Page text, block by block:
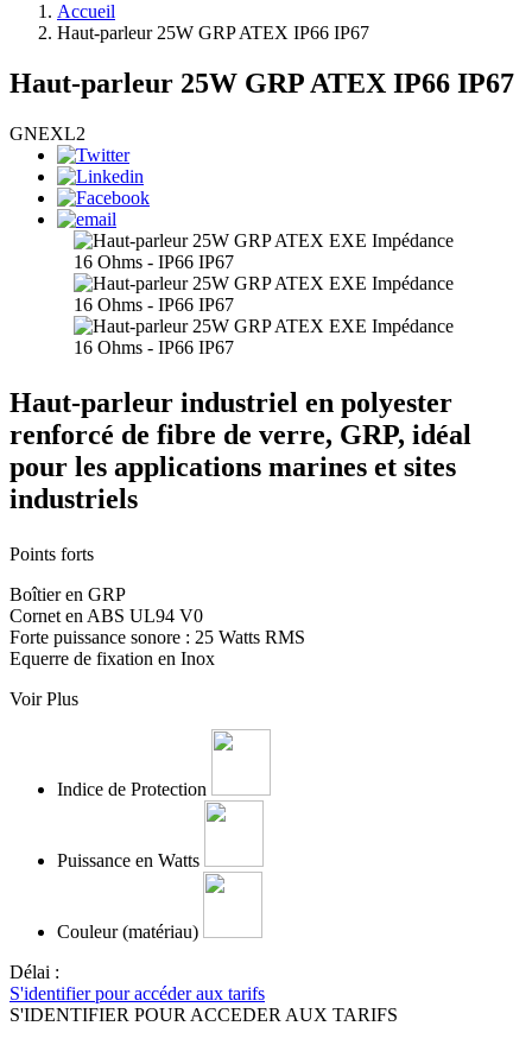
Accueil
Haut-parleur 25W GRP ATEX IP66 IP67
Haut-parleur 25W GRP ATEX IP66 IP67
GNEXL2
Haut-parleur industriel en polyester
renforcé de fibre de verre, GRP, idéal
pour les applications marines et sites
industriels
Points forts
Boîtier en GRP
Cornet en ABS UL94 V0
Forte puissance sonore : 25 Watts RMS
Equerre de fixation en Inox
Voir Plus
Indice de Protection
Puissance en Watts
Couleur (matériau)
Délai :
S'identifier pour accéder aux tarifs
S'IDENTIFIER POUR ACCEDER AUX TARIFS